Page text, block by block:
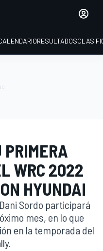
RESULTADOS
PRIMERA
WRC 2022
HYUNDAI
Sordo participará
mes, en lo que
en la temporada del